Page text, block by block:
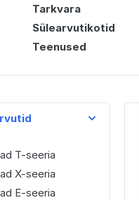
Tarkvara
Sülearvutikotid
Teenused
T-seeria
X-seeria
E-seeria